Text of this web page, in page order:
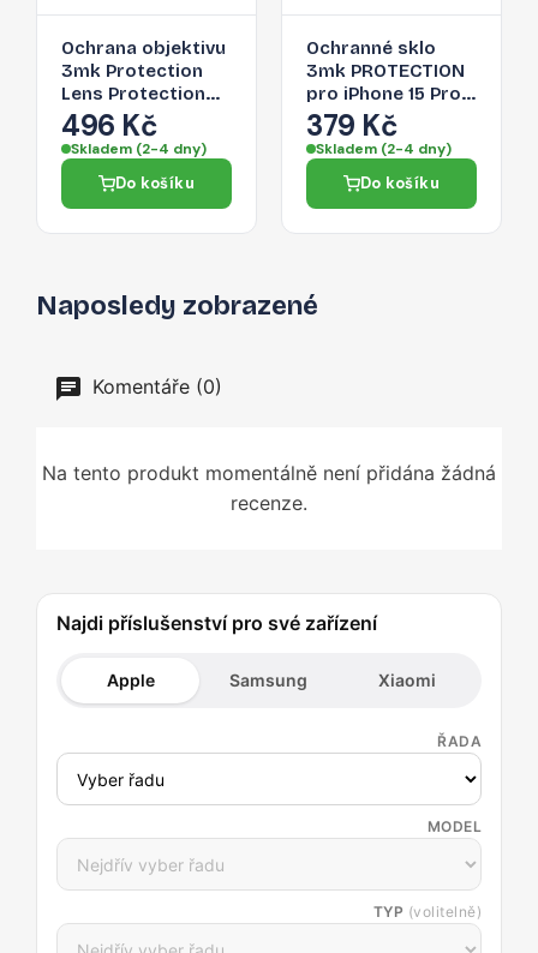
Ochrana objektivu
3mk Protection
Lens Protection
Pro pro iPhone 15
Pro Max - graphite
496 Kč
Skladem (2-4 dny)
Do košíku
Ochranné sklo
3mk PROTECTION
pro iPhone 15 Pro
Max - ochrana
čoček (lens
protection)
379 Kč
Skladem (2-4 dny)
Do košíku
Naposledy zobrazené
Komentáře (0)
Na tento produkt momentálně není přidána žádná
recenze.
Najdi příslušenství pro své zařízení
Apple Samsung Xiaomi
ŘADA
MODEL
TYP (volitelně)